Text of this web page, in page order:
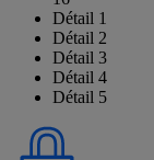
Détail 1
Détail 2
Détail 3
Détail 4
Détail 5